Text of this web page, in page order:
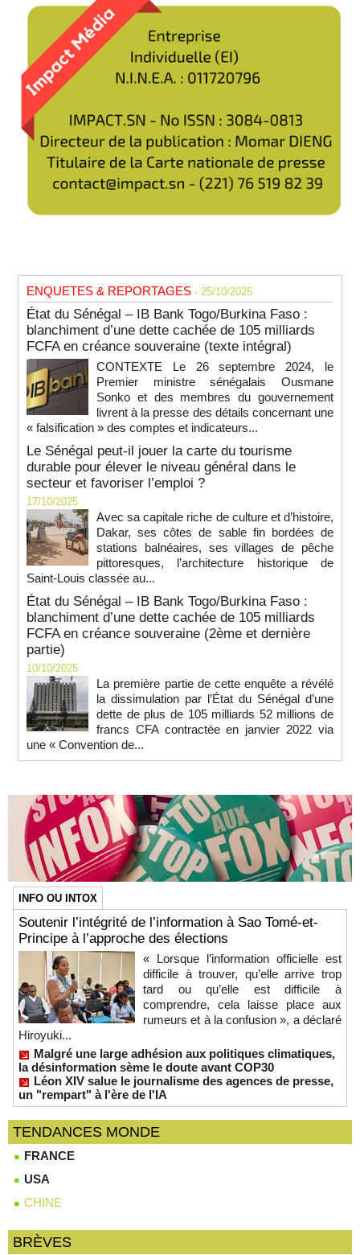
ENQUETES & REPORTAGES - 25/10/2025
État du Sénégal – IB Bank Togo/Burkina Faso :
blanchiment d’une dette cachée de 105 milliards
FCFA en créance souveraine (texte intégral)
CONTEXTE Le 26 septembre 2024, le
Premier ministre sénégalais Ousmane
Sonko et des membres du gouvernement
livrent à la presse des détails concernant une
« falsification » des comptes et indicateurs...
Le Sénégal peut-il jouer la carte du tourisme
durable pour élever le niveau général dans le
secteur et favoriser l’emploi ?
17/10/2025
Avec sa capitale riche de culture et d’histoire,
Dakar, ses côtes de sable fin bordées de
stations balnéaires, ses villages de pêche
pittoresques, l’architecture historique de
Saint-Louis classée au...
État du Sénégal – IB Bank Togo/Burkina Faso :
blanchiment d’une dette cachée de 105 milliards
FCFA en créance souveraine (2ème et dernière
partie)
10/10/2025
La première partie de cette enquête a révélé
la dissimulation par l’État du Sénégal d’une
dette de plus de 105 milliards 52 millions de
francs CFA contractée en janvier 2022 via
une « Convention de...
INFO OU INTOX
Soutenir l’intégrité de l’information à Sao Tomé-et-
Principe à l’approche des élections
« Lorsque l’information officielle est
difficile à trouver, qu’elle arrive trop
tard ou qu’elle est difficile à
comprendre, cela laisse place aux
rumeurs et à la confusion », a déclaré
Hiroyuki...
Malgré une large adhésion aux politiques climatiques,
la désinformation sème le doute avant COP30
Léon XIV salue le journalisme des agences de presse,
un "rempart" à l'ère de l'IA
TENDANCES MONDE
FRANCE
USA
CHINE
BRÈVES